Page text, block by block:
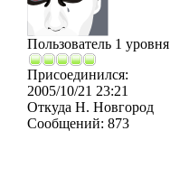
Пользователь 1 уровня
Присоединился:
2005/10/21 23:21
Откуда Н. Новгород
Сообщений: 873